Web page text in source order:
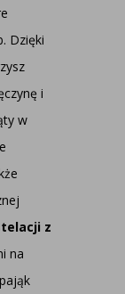
Dzięki
i
w
z
na